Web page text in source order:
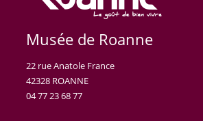
Musée de Roanne
22 rue Anatole France
42328 ROANNE
04 77 23 68 77